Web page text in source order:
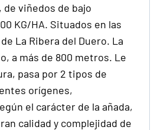
viñedos de bajo
KG/HA. Situados en las
La Ribera del Duero. La
a más de 800 metros. Le
pasa por 2 tipos de
orígenes,
el carácter de la añada,
calidad y complejidad de